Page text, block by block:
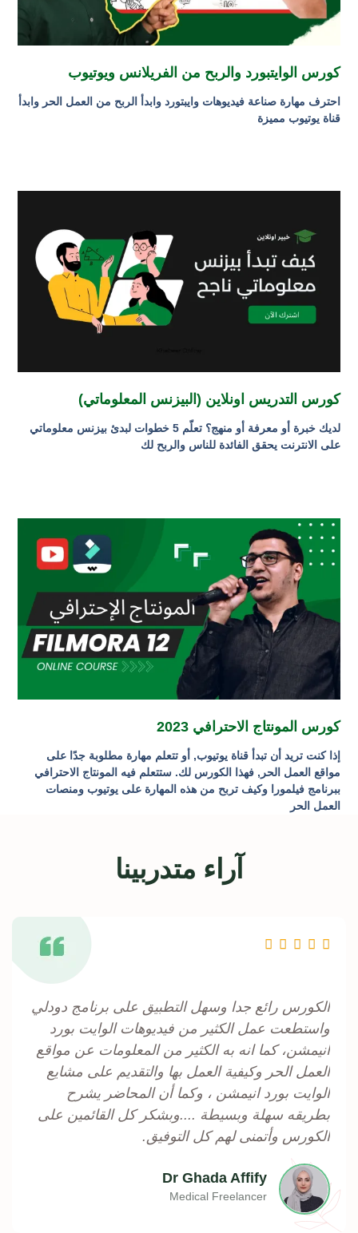
كورس الوايتبورد والربح من الفريلانس ويوتيوب
احترف مهارة صناعة فيديوهات وايبتورد وابدأ الربح من العمل الحر وابدأ
قناة يوتيوب مميزة
كورس التدريس اونلاين (البيزنس المعلوماتي)
لديك خبرة أو معرفة أو منهج؟ تعلّم 5 خطوات لبدئ بيزنس معلوماتي
على الانترنت يحقق الفائدة للناس والربح لك
كورس المونتاج الاحترافي 2023
إذا كنت تريد أن تبدأ قناة يوتيوب, أو تتعلم مهارة مطلوبة جدًا على
مواقع العمل الحر, فهذا الكورس لك. ستتعلم فيه المونتاج الاحترافي
ببرنامج فيلمورا وكيف تربح من هذه المهارة على يوتيوب ومنصات
العمل الحر
آراء متدربينا





of
الكورس رائع جدا وسهل التطبيق على برنامج دودلي
واستطعت عمل الكثير من فيديوهات الوايت بورد
انيمشن، كما انه به الكثير من المعلومات عن مواقع
العمل الحر وكيفية العمل بها والتقديم على مشايع
الوايت بورد انيمشن ، وكما أن المحاضر يشرح
بطريقه سهلة وبسيطة ....وبشكر كل القائمين على
الكورس وأتمنى لهم كل التوفيق.
Dr Ghada Affify
Medical Freelancer